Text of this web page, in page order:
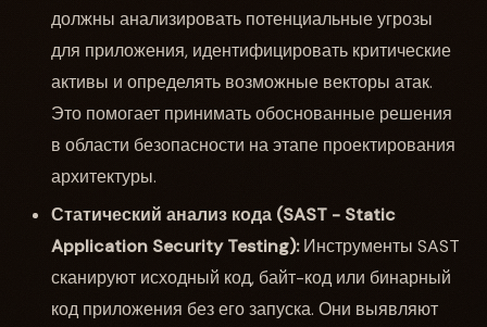
должны анализировать потенциальные угрозы
для приложения, идентифицировать критические
активы и определять возможные векторы атак.
Это помогает принимать обоснованные решения
в области безопасности на этапе проектирования
архитектуры.
Статический анализ кода (SAST - Static
Application Security Testing):Инструменты SAST
сканируют исходный код, байт-код или бинарный
код приложения без его запуска. Они выявляют